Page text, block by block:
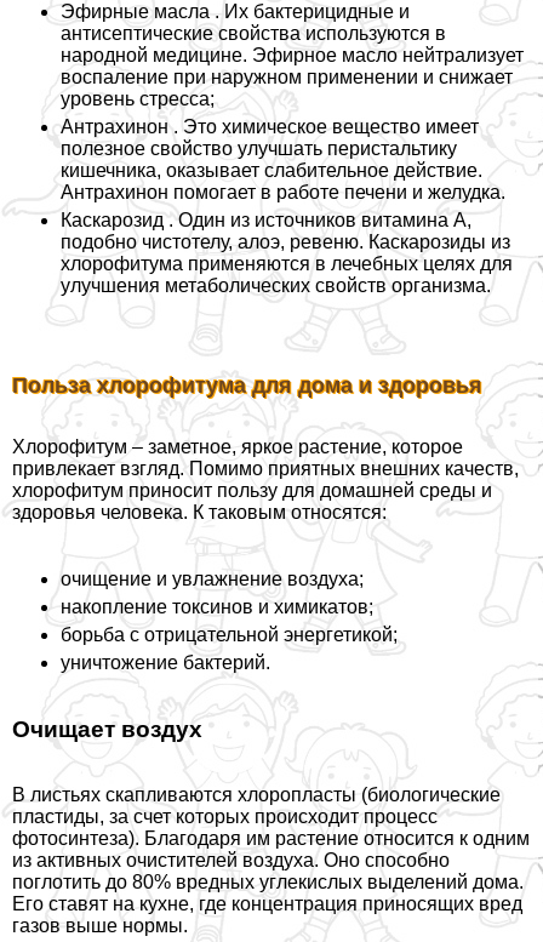
Эфирные масла . Их бактерицидные и
антисептические свойства используются в
народной медицине. Эфирное масло нейтрализует
воспаление при наружном применении и снижает
уровень стресса;
Антрахинон . Это химическое вещество имеет
полезное свойство улучшать перистальтику
кишечника, оказывает слабительное действие.
Антрахинон помогает в работе печени и желудка.
Каскарозид . Один из источников витамина A,
подобно чистотелу, алоэ, ревеню. Каскарозиды из
хлорофитума применяются в лечебных целях для
улучшения метаболических свойств организма.
Польза хлорофитума для дома и здоровья
Хлорофитум – заметное, яркое растение, которое
привлекает взгляд. Помимо приятных внешних качеств,
хлорофитум приносит пользу для домашней среды и
здоровья человека. К таковым относятся:
очищение и увлажнение воздуха;
накопление токсинов и химикатов;
борьба с отрицательной энергетикой;
уничтожение бактерий.
Очищает воздух
В листьях скапливаются хлоропласты (биологические
пластиды, за счет которых происходит процесс
фотосинтеза). Благодаря им растение относится к одним
из активных очистителей воздуха. Оно способно
поглотить до 80% вредных углекислых выделений дома.
Его ставят на кухне, где концентрация приносящих вред
газов выше нормы.